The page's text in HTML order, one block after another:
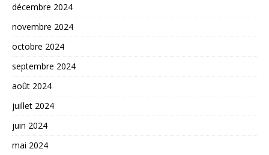
décembre 2024
novembre 2024
octobre 2024
septembre 2024
août 2024
juillet 2024
juin 2024
mai 2024